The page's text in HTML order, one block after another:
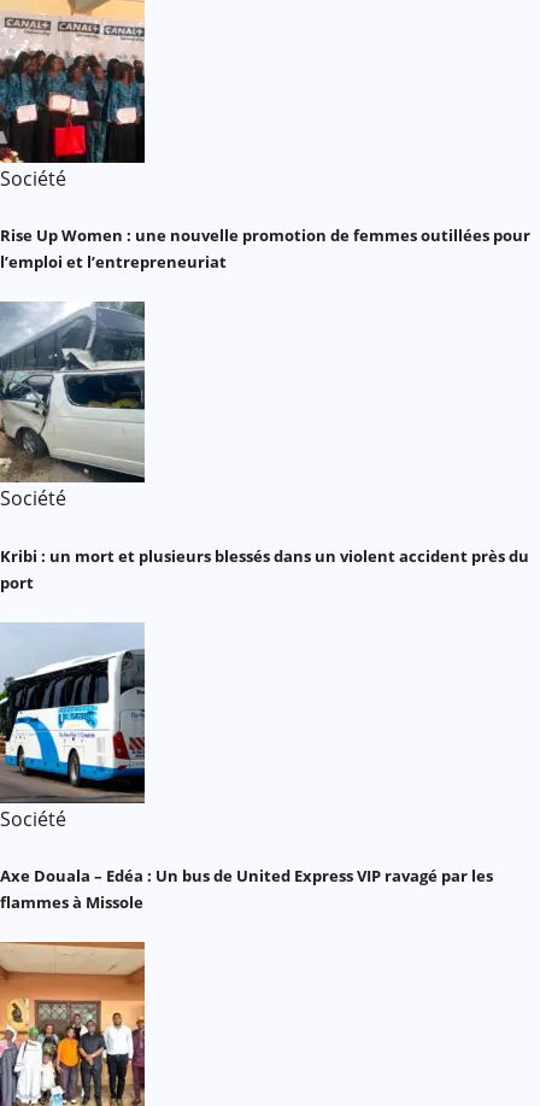
Société
Rise Up Women : une nouvelle promotion de femmes outillées pour
l’emploi et l’entrepreneuriat
Société
Kribi : un mort et plusieurs blessés dans un violent accident près du
port
Société
Axe Douala – Edéa : Un bus de United Express VIP ravagé par les
flammes à Missole